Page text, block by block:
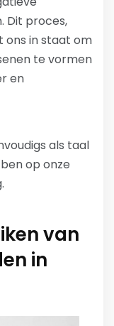
Dit proces,
ons in staat om
te vormen
en
als taal
op onze
van
in